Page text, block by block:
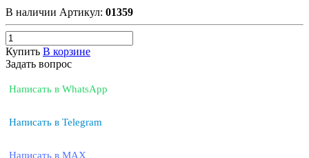
В наличии Артикул: 01359
Купить В корзине
Задать вопрос
Написать в WhatsApp
Написать в Telegram
Написать в MAX